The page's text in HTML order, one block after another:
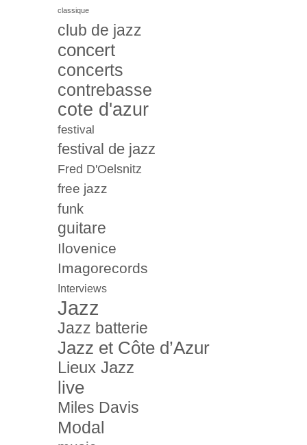
classique
club de jazz
concert
concerts
contrebasse
cote d'azur
festival
festival de jazz
Fred D'Oelsnitz
free jazz
funk
guitare
Ilovenice
Imagorecords
Interviews
Jazz
Jazz batterie
Jazz et Côte d’Azur
Lieux Jazz
live
Miles Davis
Modal